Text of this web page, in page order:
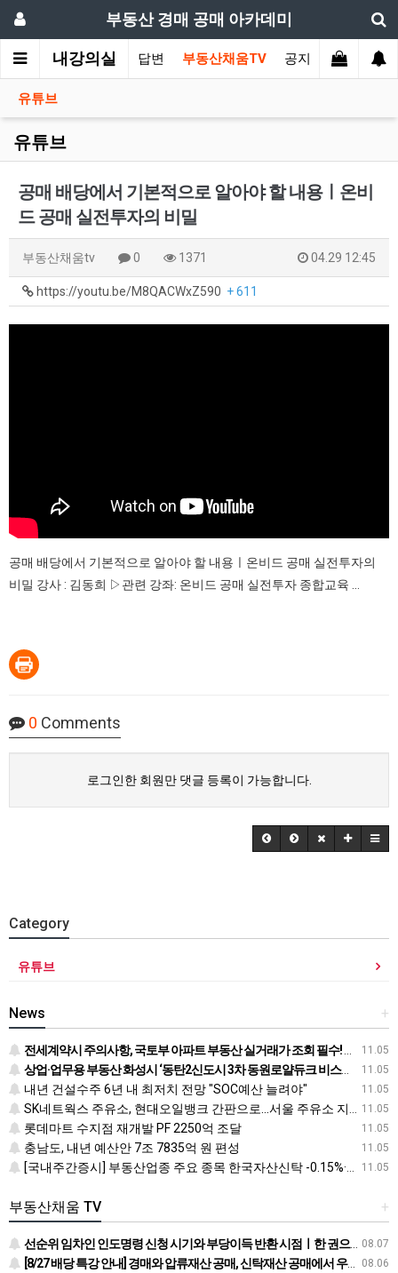
부동산 경매 공매 아카데미
내강의실
상담 부동산 질의와 답변 부동산채움TV 공지사항
유튜브
유튜브
공매 배당에서 기본적으로 알아야 할 내용ㅣ온비
드 공매 실전투자의 비밀
부동산채움tv 0 1371 04.29 12:45
https://youtu.be/M8QACWxZ590 + 611
공매 배당에서 기본적으로 알아야 할 내용ㅣ온비드 공매 실전투자의
비밀 강사 : 김동희 ▷관련 강좌: 온비드 공매 실전투자 종합교육 ...
0 Comments
로그인한 회원만 댓글 등록이 가능합니다.
Category
유튜브
+
News
11.05
전세계약시 주의사항, 국토부 아파트 부동산 실거래가 조회 필수! 전입신고 하는법과 확정일자 받는법도
11.05
상업·업무용 부동산 화성시 ‘동탄2신도시 3차 동원로얄듀크 비스타스퀘어’ 눈길
11.05
내년 건설수주 6년 내 최저치 전망 "SOC예산 늘려야"
11.05
SK네트웍스 주유소, 현대오일뱅크 간판으로…서울 주유소 지도 어떻게 바뀌나
11.05
롯데마트 수지점 재개발 PF 2250억 조달
11.05
충남도, 내년 예산안 7조 7835억 원 편성
11.05
[국내주간증시] 부동산업종 주요 종목 한국자산신탁 -0.15%·신라섬유 -0.26%·한국토지신탁 -0.45% 순
+
부동산채움 TV
08.07
선순위 임차인 인도명령 신청 시기와 부당이득 반환 시점ㅣ한 권으로 끝내는 배당의 정석
08.06
[8/27 배당 특강 안내] 경매와 압류재산 공매, 신탁재산 공매에서 우선순위에 따른 배당 방법